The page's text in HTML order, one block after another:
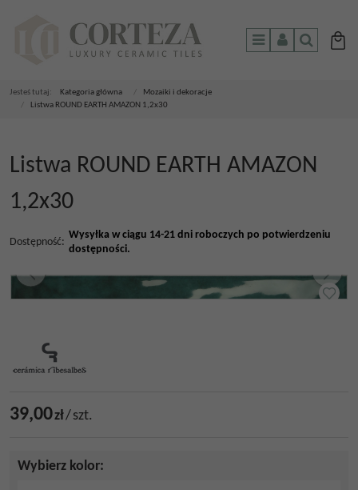
MenuPanelSzukaj
Jesteś tutaj: Kategoria główna
Mozaiki i dekoracje
Listwa ROUND EARTH AMAZON 1,2x30
Listwa ROUND EARTH AMAZON
1,2x30
Dostępność:
Wysyłka w ciągu 14-21 dni roboczych po potwierdzeniu
dostępności.
39,00zł/szt.
Wybierz kolor: